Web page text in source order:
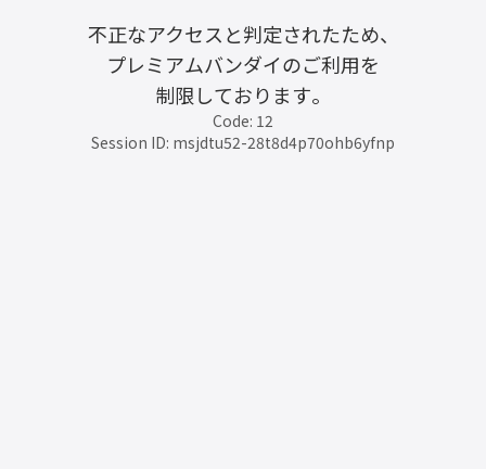
不正なアクセスと判定されたため、
プレミアムバンダイのご利用を
制限しております。
Code: 12
Session ID: msjdtu52-28t8d4p70ohb6yfnp